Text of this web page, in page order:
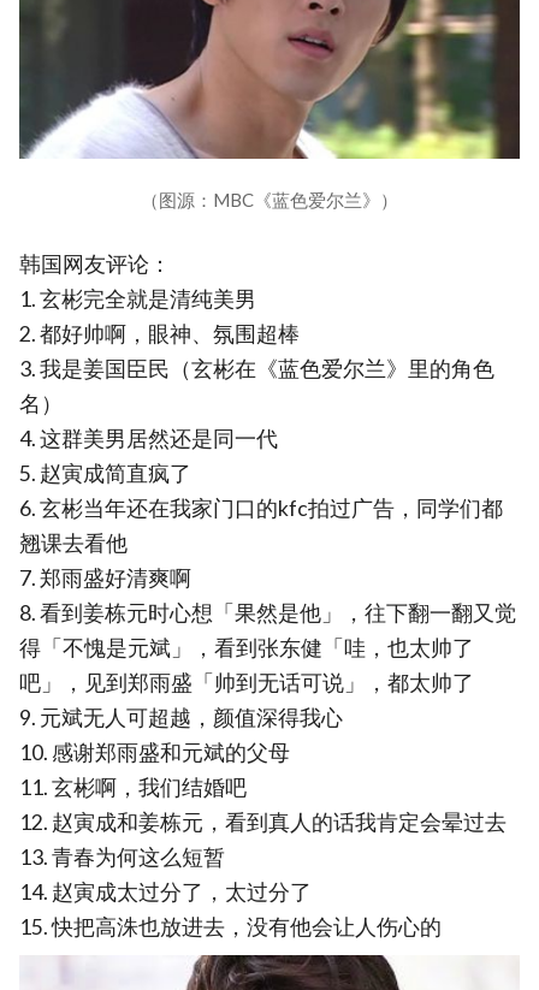
（图源：MBC《蓝色爱尔兰》）
韩国网友评论：
1. 玄彬完全就是清纯美男
2. 都好帅啊，眼神、氛围超棒
3. 我是姜国臣民（玄彬在《蓝色爱尔兰》里的角色
名）
4. 这群美男居然还是同一代
5. 赵寅成简直疯了
6. 玄彬当年还在我家门口的kfc拍过广告，同学们都
翘课去看他
7. 郑雨盛好清爽啊
8. 看到姜栋元时心想「果然是他」，往下翻一翻又觉
得「不愧是元斌」，看到张东健「哇，也太帅了
吧」，见到郑雨盛「帅到无话可说」，都太帅了
9. 元斌无人可超越，颜值深得我心
10. 感谢郑雨盛和元斌的父母
11. 玄彬啊，我们结婚吧
12. 赵寅成和姜栋元，看到真人的话我肯定会晕过去
13. 青春为何这么短暂
14. 赵寅成太过分了，太过分了
15. 快把高洙也放进去，没有他会让人伤心的